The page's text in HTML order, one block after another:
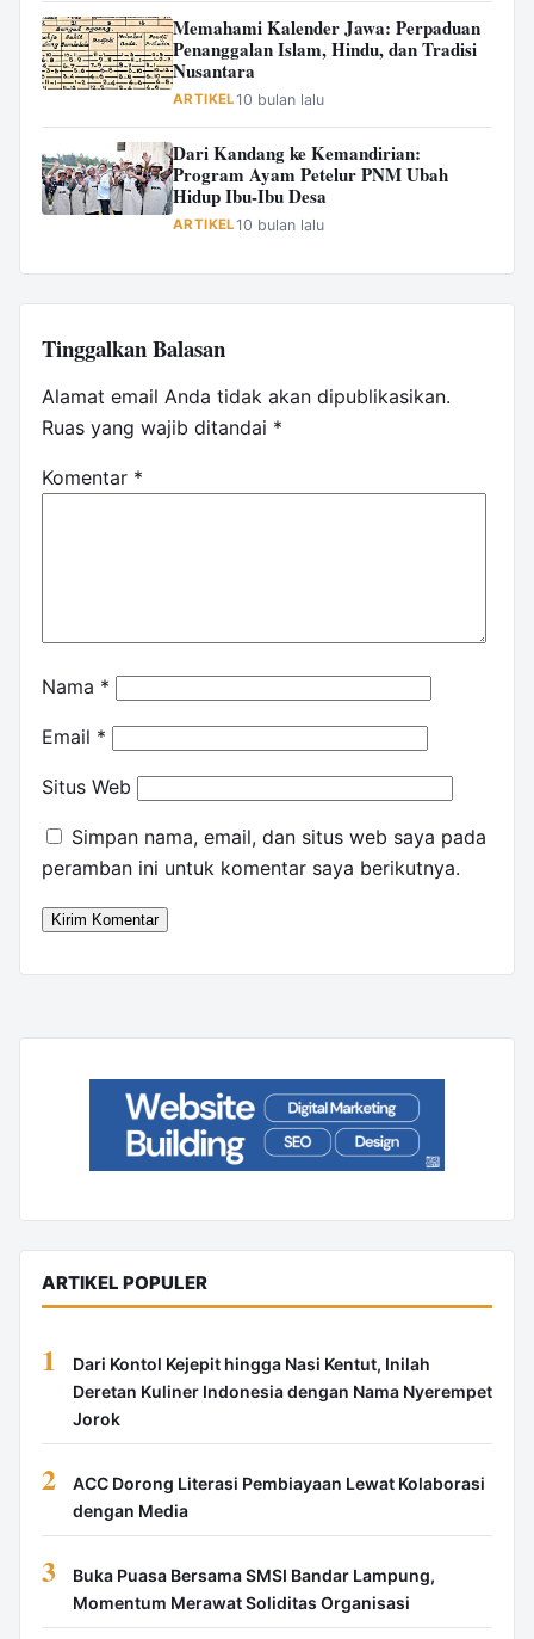
Memahami Kalender Jawa: Perpaduan
Penanggalan Islam, Hindu, dan Tradisi
Nusantara
ARTIKEL10 bulan lalu
Dari Kandang ke Kemandirian:
Program Ayam Petelur PNM Ubah
Hidup Ibu-Ibu Desa
ARTIKEL10 bulan lalu
Tinggalkan Balasan
Alamat email Anda tidak akan dipublikasikan.
Ruas yang wajib ditandai *
Komentar *
Nama *
Email *
Situs Web
Simpan nama, email, dan situs web saya pada
peramban ini untuk komentar saya berikutnya.
ARTIKEL POPULER
1
Dari Kontol Kejepit hingga Nasi Kentut, Inilah
Deretan Kuliner Indonesia dengan Nama Nyerempet
Jorok
2
ACC Dorong Literasi Pembiayaan Lewat Kolaborasi
dengan Media
3
Buka Puasa Bersama SMSI Bandar Lampung,
Momentum Merawat Soliditas Organisasi